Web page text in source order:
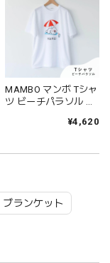
ブランケット
MAMBO マンボ Tシャ
ツ ビーチパラソル レ
ラスカ 半袖 かわいい
ト CLASKA Original
62110253 Cs079
¥4,620